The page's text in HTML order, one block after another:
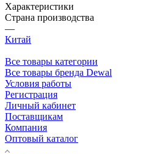
Характеристики
Страна производства
—
Китай
Все товары категории
Все товары бренда Dewal
Условия работы
Регистрация
Личный кабинет
Поставщикам
Компания
Оптовый каталог